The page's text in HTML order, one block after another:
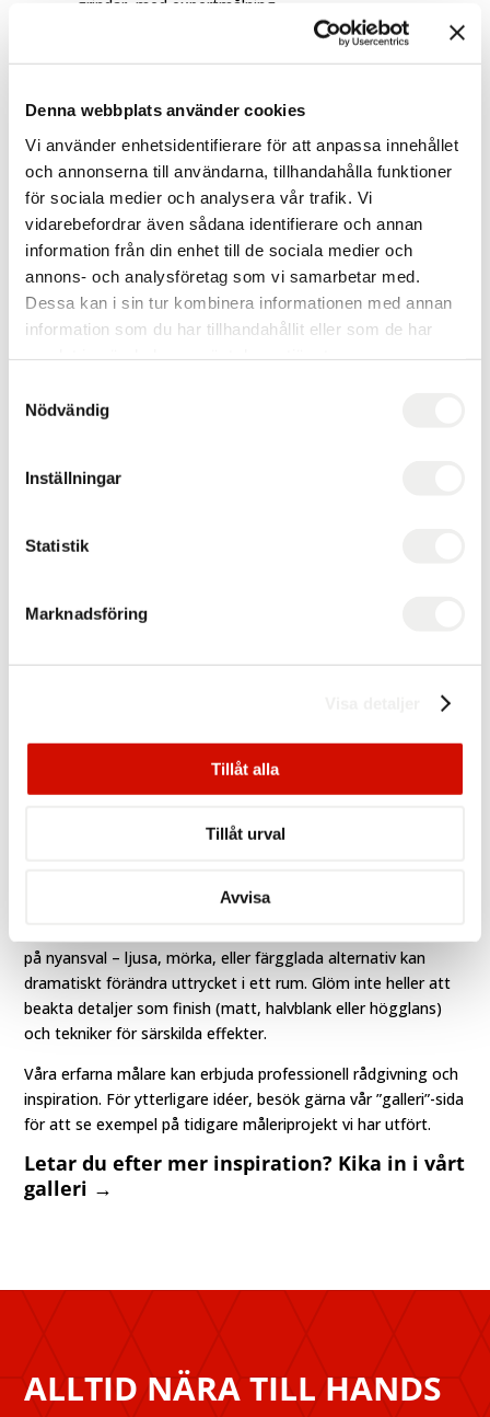
Denna webbplats använder cookies
Vi använder enhetsidentifierare för att anpassa innehållet
och annonserna till användarna, tillhandahålla funktioner
för sociala medier och analysera vår trafik. Vi
vidarebefordrar även sådana identifierare och annan
information från din enhet till de sociala medier och
annons- och analysföretag som vi samarbetar med.
Dessa kan i sin tur kombinera informationen med annan
information som du har tillhandahållit eller som de har
Nödvändig
Inställningar
Statistik
Marknadsföring
Tillåt alla
Tillåt urval
Avvisa
grindar, med expertmålning.
 Underhålls- och
reparationsmålning
Bibehåll skönheten och livslängden på både inomhus-
och utomhusytor med regelbundet underhåll och
noggranna reparationer.
Inspiration
av dina måleriprojekt. Vi rekommenderar att ni utforskar olika
populära för sin hållbarhet och lättanvända egenskaper, men
på nyansval – ljusa, mörka, eller färgglada alternativ kan
dramatiskt förändra uttrycket i ett rum. Glöm inte heller att
beakta detaljer som finish (matt, halvblank eller högglans)
och tekniker för särskilda effekter.
Våra erfarna målare kan erbjuda professionell rådgivning och
inspiration. För ytterligare idéer, besök gärna vår ”galleri”-sida
för att se exempel på tidigare måleriprojekt vi har utfört.
Letar du efter mer inspiration? Kika in i vårt
galleri →
ALLTID NÄRA TILL HANDS